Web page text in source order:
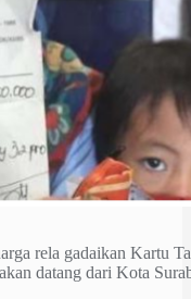
rela gadaikan Kartu
datang dari Kota